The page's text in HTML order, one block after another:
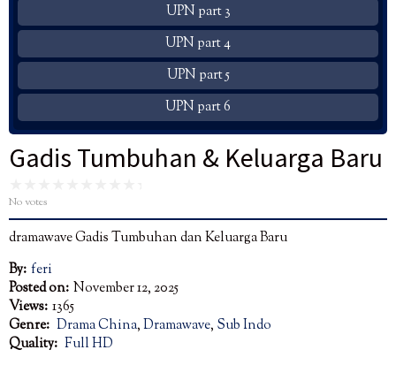
UPN part 3
UPN part 4
UPN part 5
UPN part 6
Gadis Tumbuhan & Keluarga Baru
No votes
dramawave Gadis Tumbuhan dan Keluarga Baru
By: feri
Posted on: November 12, 2025
Views: 1365
Genre: Drama China,Dramawave, Sub Indo
Quality: Full HD